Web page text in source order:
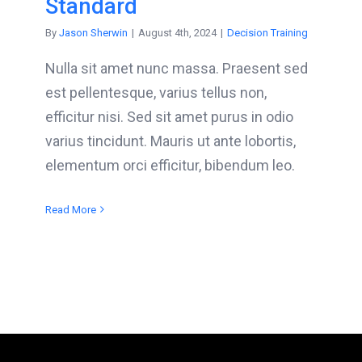
Standard
By Jason Sherwin | August 4th, 2024 | Decision Training
Nulla sit amet nunc massa. Praesent sed
est pellentesque, varius tellus non,
efficitur nisi. Sed sit amet purus in odio
varius tincidunt. Mauris ut ante lobortis,
elementum orci efficitur, bibendum leo.
Read More